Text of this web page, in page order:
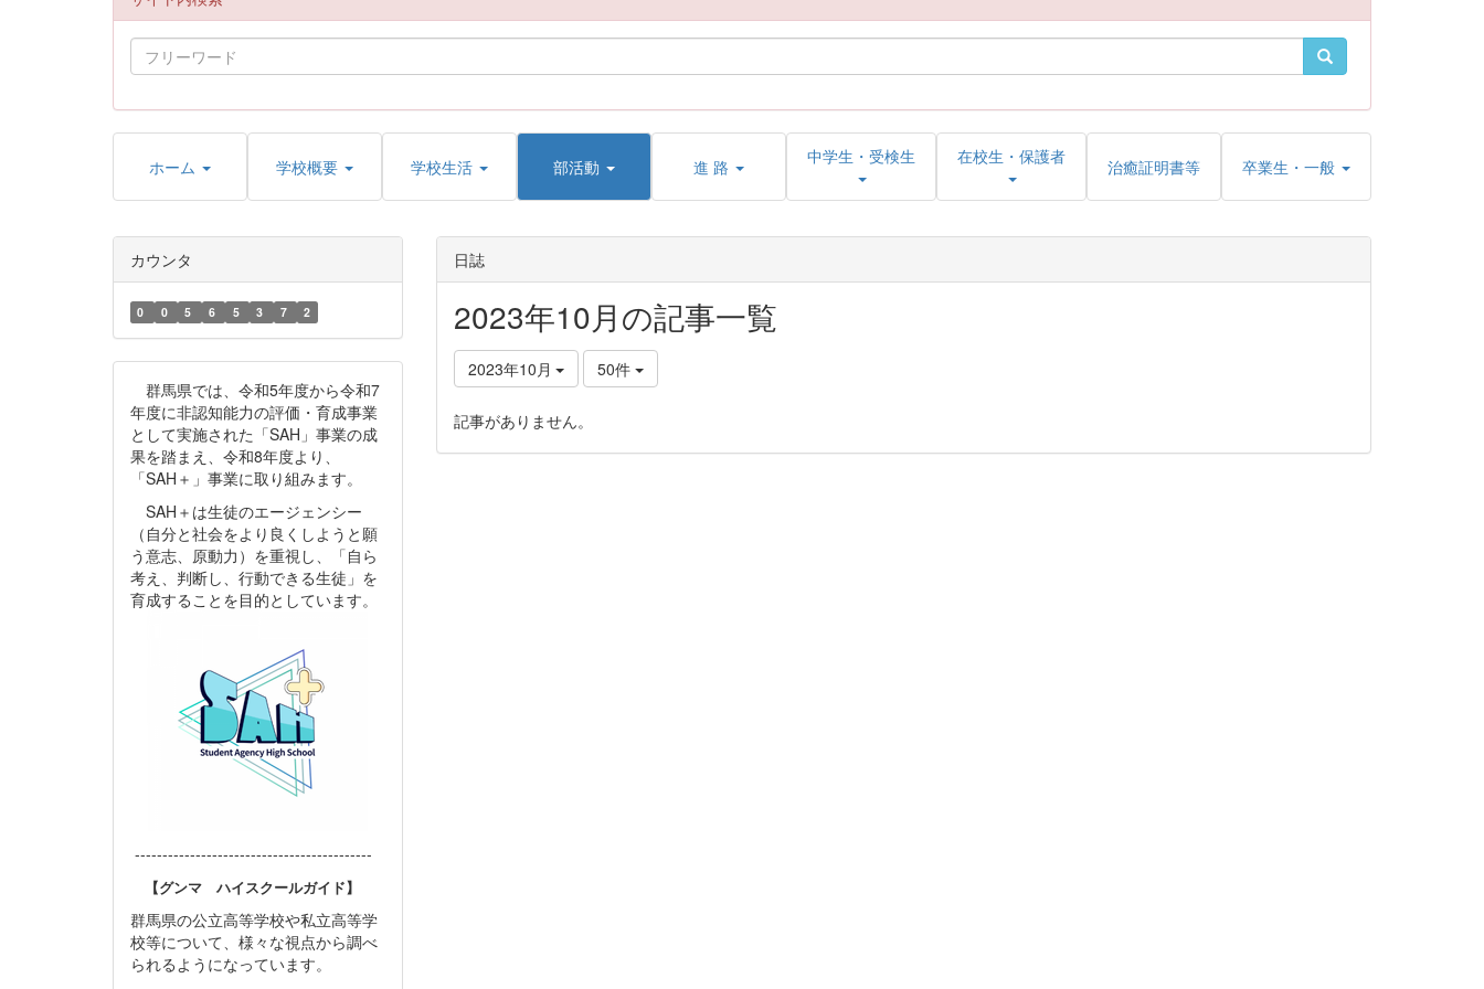
ホーム 学校概要 学校生活 部活動 進 路 中学生・受検生 在校生・保護者 治癒証明書等 卒業生・一般
日誌
2023年10月の記事一覧
2023年10月 50件
記事がありません。
カウンタ
0 0 5 6 5 3 7 2
群馬県では、令和5年度から令和7
年度に非認知能力の評価・育成事業
として実施された「SAH」事業の成
果を踏まえ、令和8年度より、
「SAH＋」事業に取り組みます。
SAH＋は生徒のエージェンシー
（自分と社会をより良くしようと願
う意志、原動力）を重視し、「自ら
考え、判断し、行動できる生徒」を
育成することを目的としています。
-------------------------------------------
【グンマ ハイスクールガイド】
群馬県の公立高等学校や私立高等学
校等について、様々な視点から調べ
られるようになっています。